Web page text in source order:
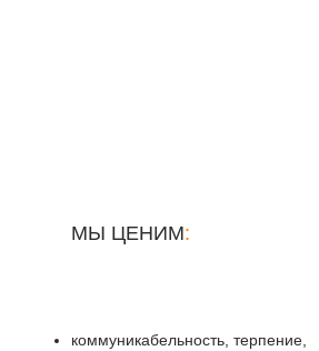
МЫ ЦЕНИМ:
коммуникабельность, терпение,